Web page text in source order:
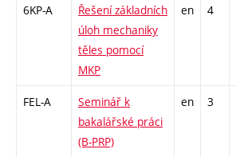
6KP-A
Řešení základních
úloh mechaniky
těles pomocí
MKP
en 4
FEL-A
Seminář k
bakalářské práci
(B-PRP)
en 3